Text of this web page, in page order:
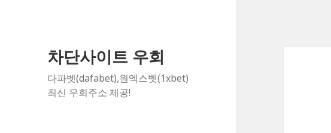
차단사이트 우회
다파벳(dafabet),원엑스벳(1xbet)
최신 우회주소 제공!